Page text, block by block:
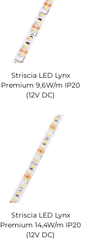
Striscia LED Lynx
Premium 9,6W/m IP20
(12V DC)
Striscia LED Lynx
Premium 14,4W/m IP20
(12V DC)